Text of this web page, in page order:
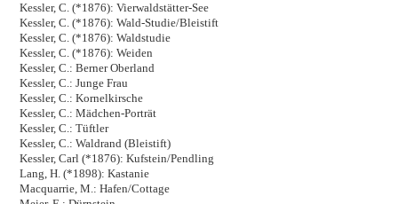
Kessler, C. (*1876): Vierwaldstätter-See
Kessler, C. (*1876): Wald-Studie/Bleistift
Kessler, C. (*1876): Waldstudie
Kessler, C. (*1876): Weiden
Kessler, C.: Berner Oberland
Kessler, C.: Junge Frau
Kessler, C.: Kornelkirsche
Kessler, C.: Mädchen-Porträt
Kessler, C.: Tüftler
Kessler, C.: Waldrand (Bleistift)
Kessler, Carl (*1876): Kufstein/Pendling
Lang, H. (*1898): Kastanie
Macquarrie, M.: Hafen/Cottage